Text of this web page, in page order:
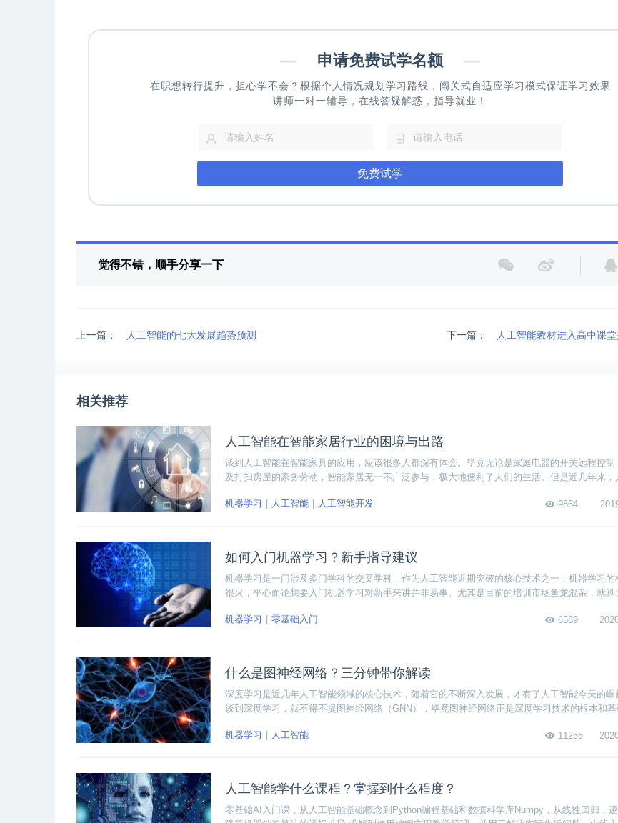
— 申请免费试学名额 —
在职想转行提升，担心学不会？根据个人情况规划学习路线，闯关式自适应学习模式保证学习效果
讲师一对一辅导，在线答疑解惑，指导就业！
免费试学
觉得不错，顺手分享一下
上一篇： 人工智能的七大发展趋势预测 下一篇： 人工智能教材进入高中课
相关推荐
人工智能在智能家居行业的困境与出路
谈到人工智能在智能家具的应用，应该很多人都深有体会。毕竟无论是家庭电器的开关远程控
及打扫房屋的家务劳动，智能家居无一不广泛参与，极大地便利了人们的生活。但是近几年来，
9864
机器学习 人工智能 人工智能开发
如何入门机器学习？新手指导建议
机器学习是一门涉及多门学科的交叉学科，作为人工智能近期突破的核心技术之一，机器学习的
很火，平心而论想要入门机器学习对新手来讲并非易事。尤其是目前的培训市场鱼龙混杂，就算
一些弯路。
6589
机器学习 零基础入门
什么是图神经网络？三分钟带你解读
深度学习是近几年人工智能领域的核心技术，随着它的不断深入发展，才有了人工智能今天的崛
谈到深度学习，就不得不提图神经网络（GNN），毕竟图神经网络正是深度学习技术的根本和
11255
机器学习 人工智能
人工智能学什么课程？掌握到什么程度？
零基础AI入门课，从人工智能基础概念到Python编程基础和数据科学库Numpy，从线性回归，